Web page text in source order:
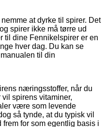
at dyrke til spirer. Det
spirer ikke må tørre ud
til dine Fennikelspirer er en
hver dag. Du kan se
til din
næringsstoffer, når du
spirens vitaminer,
være som levende
så tynde, at du typisk vil
for som egentlig basis i